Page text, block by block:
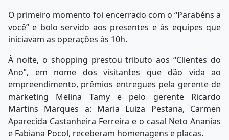
O primeiro momento foi encerrado com o “Parabéns a
você” e bolo servido aos presentes e às equipes que
iniciavam as operações às 10h.
À noite, o shopping prestou tributo aos “Clientes do
Ano”, em nome dos visitantes que dão vida ao
empreendimento, prêmios entregues pela gerente de
marketing Melina Tamy e pelo gerente Ricardo
Martins Marques a: Maria Luiza Pestana, Carmen
Aparecida Castanheira Ferreira e o casal Neto Ananias
e Fabiana Pocol, receberam homenagens e placas.